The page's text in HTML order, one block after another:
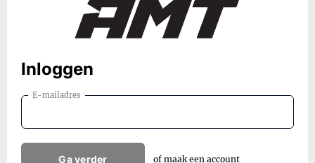
Inloggen
E-mailadres
Ga verder of maak een account